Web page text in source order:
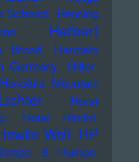
Schmidt Henning
Herbert
Brood
Hermeto
Germany
Hitler
Honolulu Mountain
Horst
Hotel Rimini
Wolf HP
& Humpe